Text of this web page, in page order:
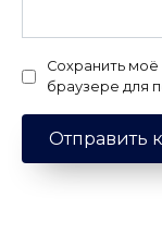
Сохранить моё
браузере для